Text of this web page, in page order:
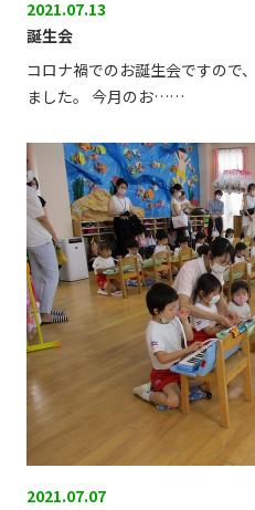
2021.07.13
誕生会
コロナ禍でのお誕生会ですので
ました。 今月のお……
2021.07.07